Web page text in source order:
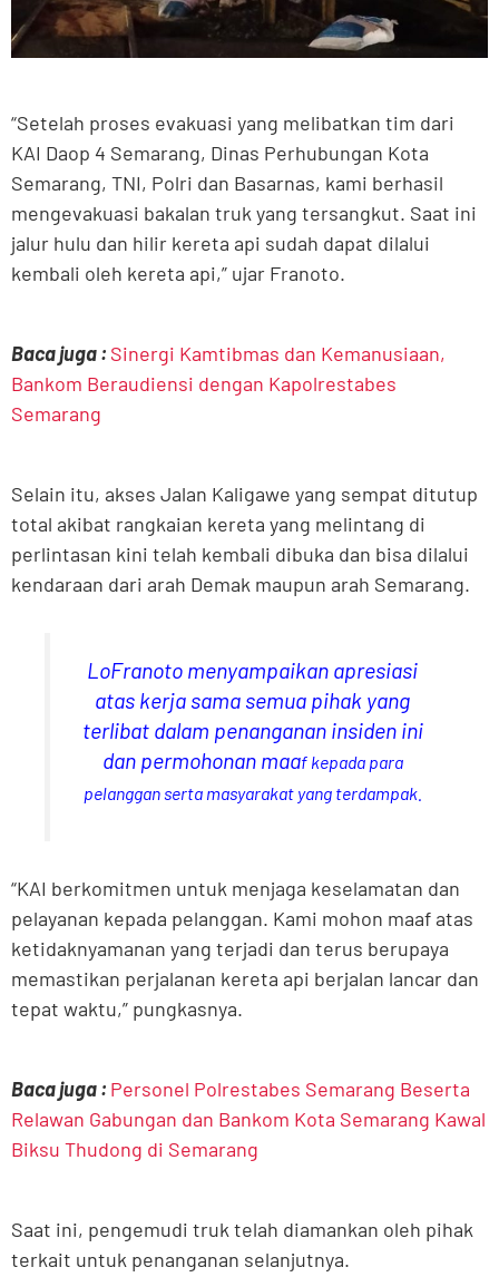
“Setelah proses evakuasi yang melibatkan tim dari
KAI Daop 4 Semarang, Dinas Perhubungan Kota
Semarang, TNI, Polri dan Basarnas, kami berhasil
mengevakuasi bakalan truk yang tersangkut. Saat ini
jalur hulu dan hilir kereta api sudah dapat dilalui
kembali oleh kereta api,” ujar Franoto.
Baca juga : Sinergi Kamtibmas dan Kemanusiaan,
Bankom Beraudiensi dengan Kapolrestabes
Semarang
Selain itu, akses Jalan Kaligawe yang sempat ditutup
total akibat rangkaian kereta yang melintang di
perlintasan kini telah kembali dibuka dan bisa dilalui
kendaraan dari arah Demak maupun arah Semarang.
LoFranoto menyampaikan apresiasi
atas kerja sama semua pihak yang
terlibat dalam penanganan insiden ini
dan permohonan maafkepada para
pelanggan serta masyarakat yang terdampak.
“KAI berkomitmen untuk menjaga keselamatan dan
pelayanan kepada pelanggan. Kami mohon maaf atas
ketidaknyamanan yang terjadi dan terus berupaya
memastikan perjalanan kereta api berjalan lancar dan
tepat waktu,” pungkasnya.
Baca juga : Personel Polrestabes Semarang Beserta
Relawan Gabungan dan Bankom Kota Semarang Kawal
Biksu Thudong di Semarang
Saat ini, pengemudi truk telah diamankan oleh pihak
terkait untuk penanganan selanjutnya.